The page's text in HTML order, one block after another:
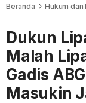
Beranda Hukum dan
Dukun
Malah
Gadis
Masukin